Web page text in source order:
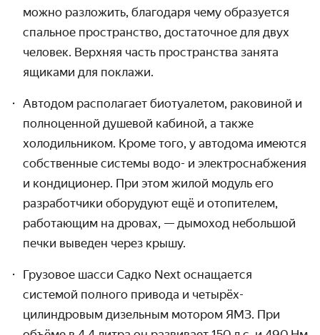
можно разложить, благодаря чему образуется
спальное пространство, достаточное для двух
человек. Верхняя часть пространства занята
ящиками для поклажи.
Автодом располагает биотуалетом, раковиной и
полноценной душевой кабиной, а также
холодиль­ником. Кроме того, у автодома имеются
собственные системы водо- и электро­снабжения
и кондици­онер. При этом жилой модуль его
разра­ботчики оборудуют ещё и отопителем,
работающим на дровах, — дымоход небольшой
печки выведен через крышу.
Грузовое шасси Садко Next оснащается
системой полного привода и четырёх­
цилиндровым дизельным мотором ЯМЗ. При